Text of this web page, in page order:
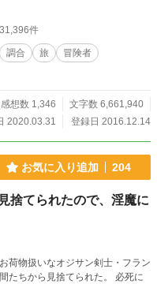
件
調合 旅
冒険者
感想数 1,346
文字数 6,661,940
2020.03.31
登録日 2016.12.14
お気に入り追加 204
捨てられたので、淫魔に
荷物扱いなオジサン剣士・フラン
たちから見捨てられた。 必死に